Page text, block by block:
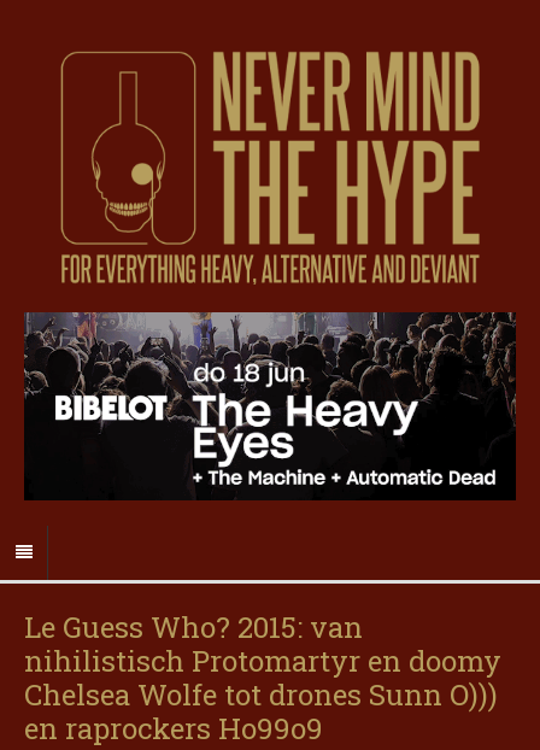
Le Guess Who? 2015: van
nihilistisch Protomartyr en doomy
Chelsea Wolfe tot drones Sunn O)))
en raprockers Ho99o9